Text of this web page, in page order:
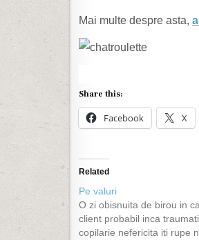
Mai multe despre asta,
Share this:
Facebook X
Related
Pe valuri
O zi obisnuita de birou in
client probabil inca
copilarie nefericita iti rupe